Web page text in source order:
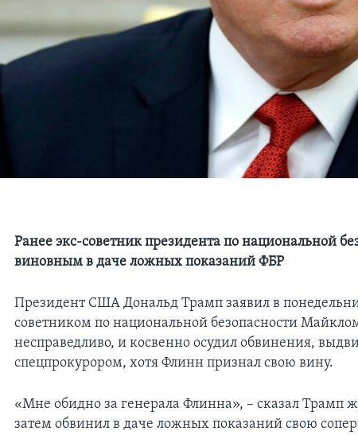
Ранее экс-советник президента по национальной
виновным в даче ложных показаний ФБР
Президент США Дональд Трамп заявил в
советником по национальной безопасности
несправедливо, и косвенно осудил обвинения,
спецпрокурором, хотя Флинн признал свою вину.
«Мне обидно за генерала Флинна», – сказал Трамп
затем обвинил в даче ложных показаний свою